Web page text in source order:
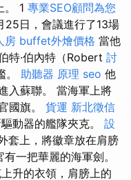
。 1 專業SEO顧問為您
25日，會議進行了13場
房 buffet外燴價格 當他
特·伯內特（Robert 討
。 助聽器 原理 seo 他
入蘇聯。 當海軍上將
國旗。 貨運 新北徵信
動器的艦隊夾克。 設
套上，將徽章放在肩膀
一把華麗的海軍劍。
升的衣領，肩膀上的